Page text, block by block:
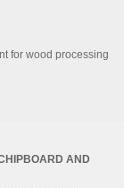
for wood processing
most advanced
measurement
1994 and our re-
AND